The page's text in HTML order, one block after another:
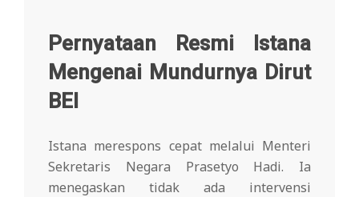
Pernyataan Resmi Istana
Mengenai Mundurnya Dirut
BEI
Istana merespons cepat melalui Menteri
Sekretaris Negara Prasetyo Hadi. Ia
menegaskan tidak ada intervensi